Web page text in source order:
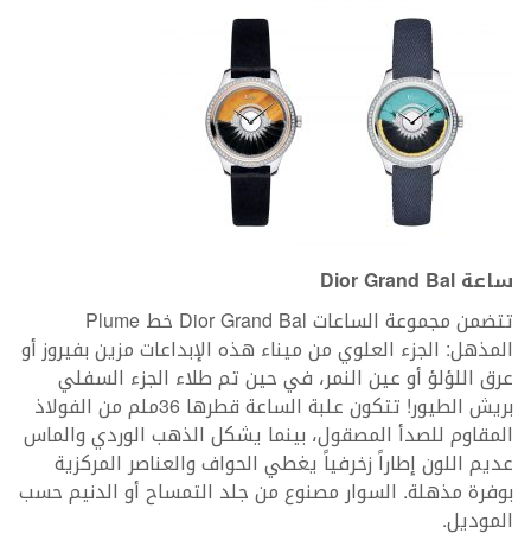
ساعةDior Grand Bal
تتضمن مجموعة الساعات Dior Grand Bal خط Plume
المذهل: الجزء العلوي من ميناء هذه الإبداعات مزين بفيروز أو
عرق اللؤلؤ أو عين النمر، في حين تم طلاء الجزء السفلي
بريش الطيور! تتكون علبة الساعة قطرها 36ملم من الفولاذ
المقاوم للصدأ المصقول، بينما يشكل الذهب الوردي والماس
عديم اللون إطاراً زخرفياً يغطي الحواف والعناصر المركزية
بوفرة مذهلة. السوار مصنوع من جلد التمساح أو الدنيم حسب
الموديل.